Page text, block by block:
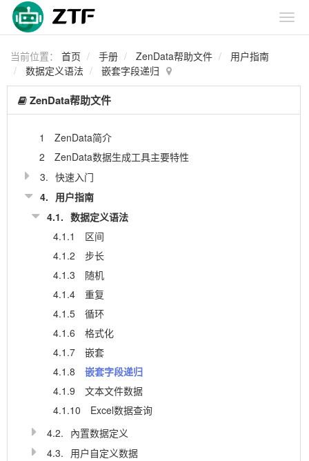
当前位置： 首页 手册 ZenData帮助文件
用户指南
数据定义语法
嵌套字段递归
ZenData帮助文件
1
ZenData简介
2
ZenData数据生成工具主要特性
3. 快速入门
4. 用户指南
4.1. 数据定义语法
4.1.1
区间
4.1.2
步长
4.1.3
随机
4.1.4
重复
4.1.5
循环
4.1.6
格式化
4.1.7
嵌套
4.1.8
嵌套字段递归
4.1.9
文本文件数据
4.1.10
Excel数据查询
4.2. 內置数据定义
4.3. 用户自定义数据